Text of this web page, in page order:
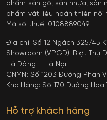
phẩm sàn gỗ, sàn nhựa, sàn
phẩm vật liệu hoàn thiện
Mã số thuế: 0108889049
Địa chỉ: Số 12 Ngách 325/45
Showroom (VPGD): Biệt Thự
Hà Đông – Hà Nội
CNMN: Số 1203 Đường Phan
Kho Hàng: Số 170 Đường
Hỗ trợ khách hàng